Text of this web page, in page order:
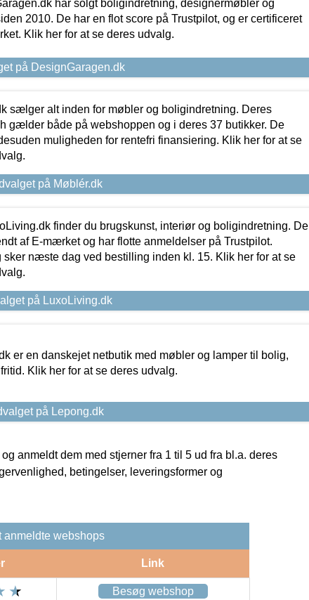
har solgt boligindretning, designermøbler og
2010. De har en flot score på Trustpilot, og er certificeret
Klik her for at se deres udvalg.
på DesignGaragen.dk
sælger alt inden for møbler og boligindretning. Deres
gælder både på webshoppen og i deres 37 butikker. De
muligheden for rentefri finansiering. Klik her for at se
på Møblér.dk
finder du brugskunst, interiør og boligindretning. De
af E-mærket og har flotte anmeldelser på Trustpilot.
sker næste dag ved bestilling inden kl. 15. Klik her for at se
på LuxoLiving.dk
er en danskejet netbutik med møbler og lamper til bolig,
Klik her for at se deres udvalg.
på Lepong.dk
anmeldt dem med stjerner fra 1 til 5 ud fra bl.a. deres
betingelser, leveringsformer og
anmeldte webshops
Link
Besøg webshop